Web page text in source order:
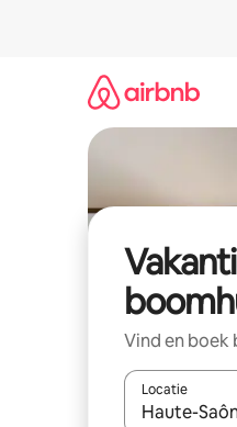
Vind en
Locatie
Wanneer er